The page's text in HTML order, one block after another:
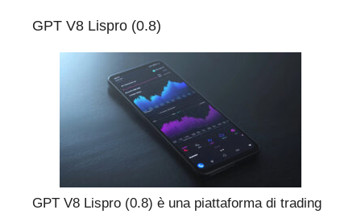
GPT V8 Lispro (0.8)
GPT V8 Lispro (0.8) è una piattaforma di trading